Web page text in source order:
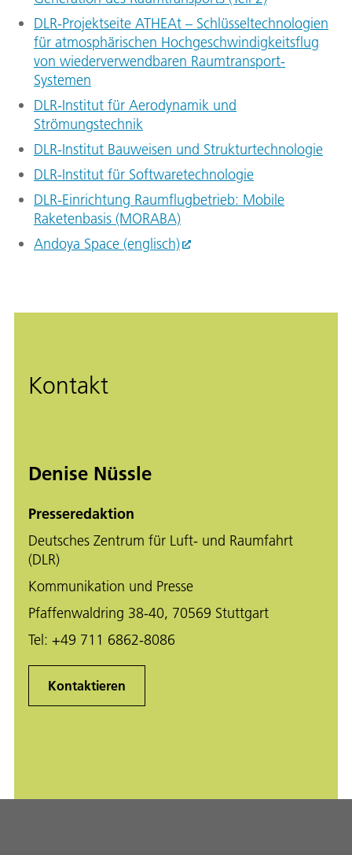
DLR-Projektseite ATHEAt – Schlüsseltechnologien
für atmosphärischen Hochgeschwindigkeitsflug
von wiederverwendbaren Raumtransport-
Systemen
DLR-Institut für Aerodynamik und
Strömungstechnik
DLR-Institut Bauweisen und Strukturtechnologie
DLR-Institut für Softwaretechnologie
DLR-Einrichtung Raumflugbetrieb: Mobile
Raketenbasis (MORABA)
Andoya Space (englisch)
Kontakt
Denise Nüssle
Presseredaktion
Deutsches Zentrum für Luft- und Raumfahrt
(DLR)
Kommunikation und Presse
Pfaffenwaldring 38-40, 70569 Stuttgart
Tel: +49 711 6862-8086
Kontaktieren